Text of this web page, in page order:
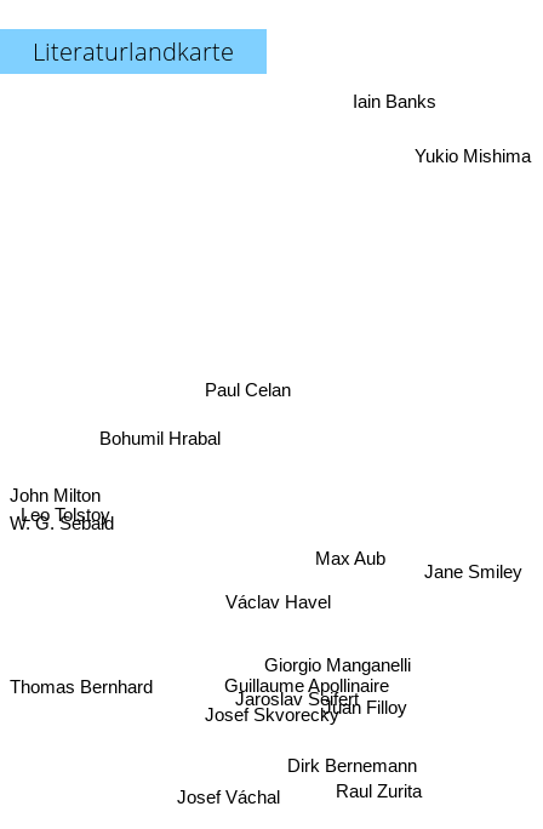
Literaturlandkarte
Josef Skvorecky
Jaroslav Seifert
Guillaume Apollinaire
Josef Váchal
Václav Havel
Giorgio Manganelli
Dirk Bernemann
Juan Filloy
Raul Zurita
Max Aub
Paul Celan
Bohumil Hrabal
Jane Smiley
W. G. Sebald
John Milton
Thomas Bernhard
Yukio Mishima
Iain Banks
Leo Tolstoy